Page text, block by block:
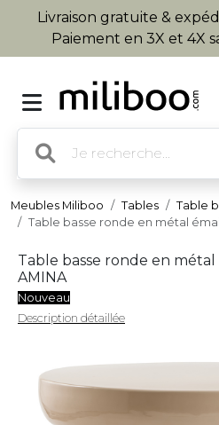
Livraison gratuite &
Paiement en 3X et 4X
Meubles Miliboo Tables
Table
Table basse ronde en métal
Table basse ronde en
AMINA
Nouveau
Description détaillée